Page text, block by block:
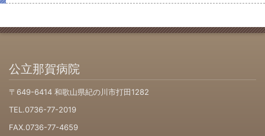
公立那賀病院
〒649-6414 和歌山県紀の川市打田1282
TEL.0736-77-2019
FAX.0736-77-4659